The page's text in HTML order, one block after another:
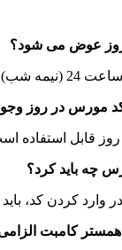
روز عوض می‌ شود؟
جدید را وارد کنید.
کد مورس در روز
قابل استفاده
چه باید کرد؟
وارد کردن کد،
همستر کامبت